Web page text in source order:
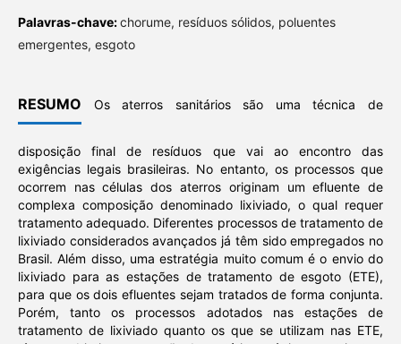
Palavras-chave:chorume, resíduos sólidos, poluentes
emergentes, esgoto
RESUMO Os aterros sanitários são uma técnica de
disposição final de resíduos que vai ao encontro das
exigências legais brasileiras. No entanto, os processos que
ocorrem nas células dos aterros originam um efluente de
complexa composição denominado lixiviado, o qual requer
tratamento adequado. Diferentes processos de tratamento de
lixiviado considerados avançados já têm sido empregados no
Brasil. Além disso, uma estratégia muito comum é o envio do
lixiviado para as estações de tratamento de esgoto (ETE),
para que os dois efluentes sejam tratados de forma conjunta.
Porém, tanto os processos adotados nas estações de
tratamento de lixiviado quanto os que se utilizam nas ETE,